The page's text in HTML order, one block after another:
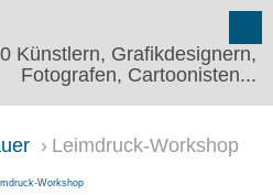
Künstlern, Grafikdesignern,
Fotografen, Cartoonisten...
Leimdruck-Workshop